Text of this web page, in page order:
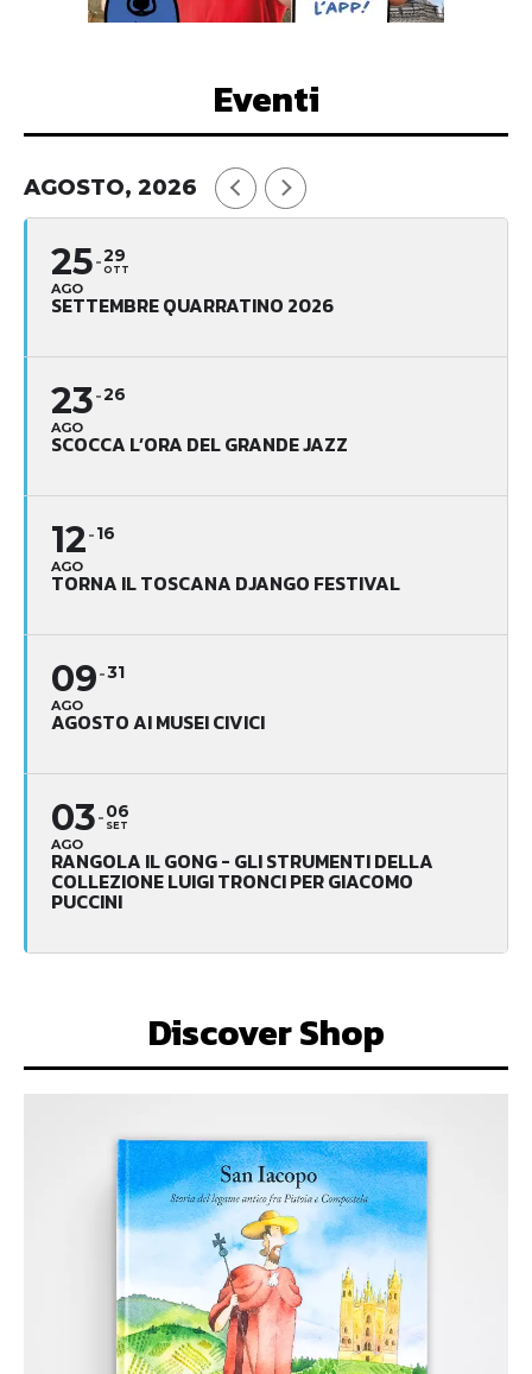
Eventi
AGOSTO, 2026
25
AGO
29
OTT
SETTEMBRE QUARRATINO 2026
23
AGO
26
SCOCCA L’ORA DEL GRANDE JAZZ
12
AGO
16
TORNA IL TOSCANA DJANGO FESTIVAL
09
AGO
31
AGOSTO AI MUSEI CIVICI
03
AGO
06
SET
RANGOLA IL GONG - GLI STRUMENTI DELLA
COLLEZIONE LUIGI TRONCI PER GIACOMO
PUCCINI
Discover Shop